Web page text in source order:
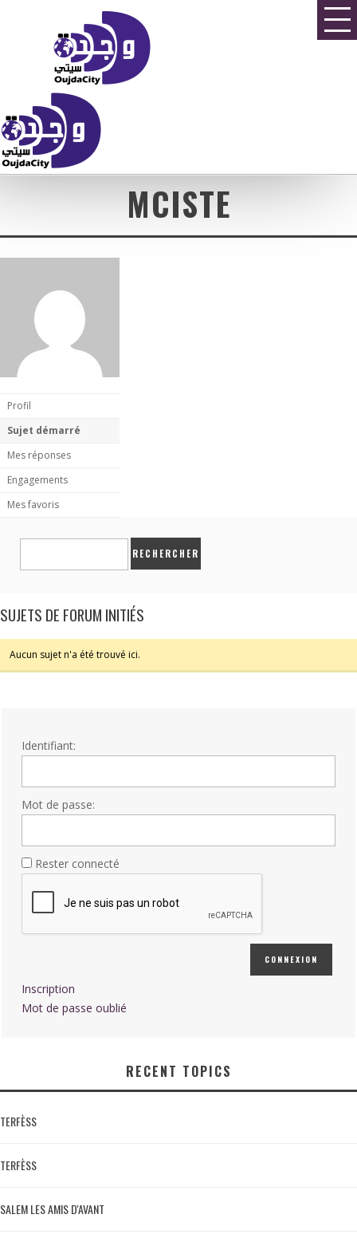
MCISTE
Profil
Sujet démarré
Mes réponses
Engagements
Mes favoris
SUJETS DE FORUM INITIÉS
Aucun sujet n'a été trouvé ici.
Identifiant:
Mot de passe:
Rester connecté
CONNEXION
Inscription
Mot de passe oublié
RECENT TOPICS
TERFÈSS
TERFÈSS
SALEM LES AMIS D'AVANT